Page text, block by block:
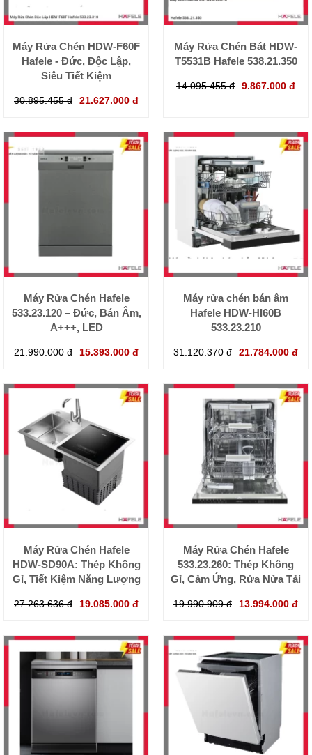
Máy Rửa Chén HDW-F60F
Hafele - Đức, Độc Lập,
Siêu Tiết Kiệm
30.895.455 đ 21.627.000 đ
Máy Rửa Chén Bát HDW-
T5531B Hafele 538.21.350
14.095.455 đ 9.867.000 đ
Máy Rửa Chén Hafele
533.23.120 – Đức, Bán Âm,
A+++, LED
21.990.000 đ 15.393.000 đ
Máy rửa chén bán âm
Hafele HDW-HI60B
533.23.210
31.120.370 đ 21.784.000 đ
Máy Rửa Chén Hafele
HDW-SD90A: Thép Không
Gỉ, Tiết Kiệm Năng Lượng
27.263.636 đ 19.085.000 đ
Máy Rửa Chén Hafele
533.23.260: Thép Không
Gỉ, Cảm Ứng, Rửa Nửa Tải
19.990.909 đ 13.994.000 đ